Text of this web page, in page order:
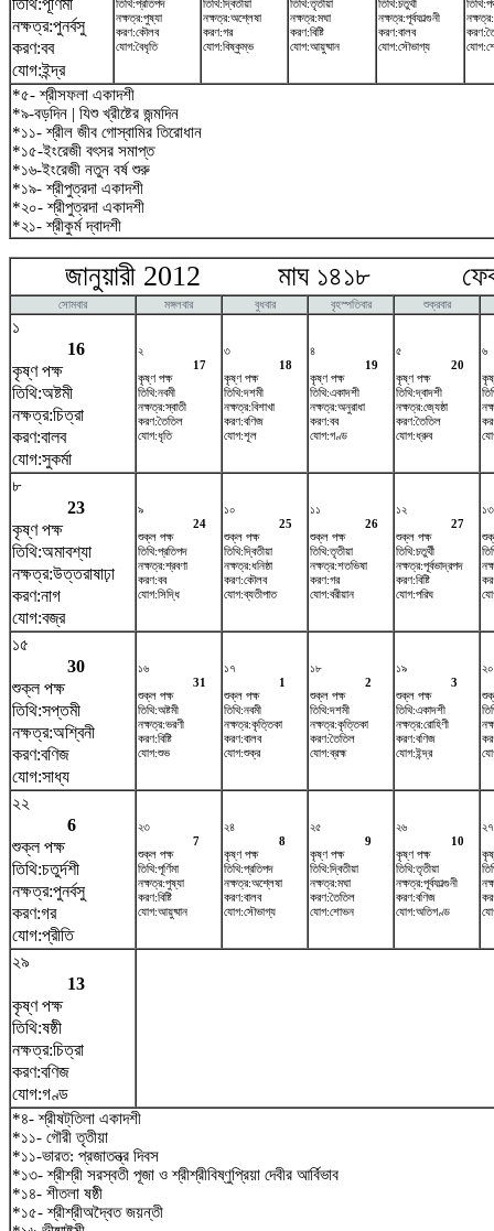
নক্ষত্র:পুনর্বসু
করণ:বব
যোগ:ইন্দ্র
তিথি:প্রতিপদ
নক্ষত্র:পুষ্যা
করণ:কৌলব
যোগ:বৈধৃতি
তিথি:দ্বিতীয়া
নক্ষত্র:অশ্লেষা
করণ:গর
যোগ:বিষ্কুম্ভ
তিথি:তৃতীয়া
নক্ষত্র:মঘা
করণ:বিষ্টি
যোগ:আয়ুষ্মান
তিথি:চতুর্থী
নক্ষত্র:পূর্বফাল্গুনী
করণ:বালব
যোগ:সৌভাগ্য
*৫- শ্রীসফলা একাদশী
*৯-বড়দিন | যিশু খ্রীষ্টের জন্মদিন
*১১- শ্রীল জীব গোস্বামির তিরোধান
*১৫-ইংরেজী বৎসর সমাপ্ত
*১৬-ইংরেজী নতুন বর্ষ শুরু
*১৯- শ্রীপুত্রদা একাদশী
*২০- শ্রীপুত্রদা একাদশী
*২১- শ্রীকুর্ম দ্বাদশী
জানুয়ারী 2012 মাঘ ১৪১৮
সোমবার মঙ্গলবার বুধবার বৃহস্পতিবার শুক্রবার
১
16
কৃষ্ণ পক্ষ
তিথি:অষ্টমী
নক্ষত্র:চিত্রা
করণ:বালব
যোগ:সুকর্মা
২
17
কৃষ্ণ পক্ষ
তিথি:নবমী
নক্ষত্র:স্বাতী
করণ:তৈতিল
যোগ:ধৃতি
৩
18
কৃষ্ণ পক্ষ
তিথি:দশমী
নক্ষত্র:বিশাখা
করণ:বণিজ
যোগ:শূল
৪
19
কৃষ্ণ পক্ষ
তিথি:একাদশী
নক্ষত্র:অনুরাধা
করণ:বব
যোগ:গণ্ড
৫
20
কৃষ্ণ পক্ষ
তিথি:দ্বাদশী
নক্ষত্র:জ্যেষ্ঠা
করণ:তৈতিল
যোগ:ধ্রুব
৬
৮
23
কৃষ্ণ পক্ষ
তিথি:অমাবশ্যা
নক্ষত্র:উত্তরাষাঢ়া
করণ:নাগ
যোগ:বজ্র
৯
24
শুক্ল পক্ষ
তিথি:প্রতিপদ
নক্ষত্র:শ্রবণা
করণ:বব
যোগ:সিদ্ধি
১০
25
শুক্ল পক্ষ
তিথি:দ্বিতীয়া
নক্ষত্র:ধনিষ্ঠা
করণ:কৌলব
যোগ:ব্যতীপাত
১১
26
শুক্ল পক্ষ
তিথি:তৃতীয়া
নক্ষত্র:শতভিষ‌া
করণ:গর
যোগ:বরীয়ান
১২
27
শুক্ল পক্ষ
তিথি:চতুর্থী
নক্ষত্র:পূর্বভাদ্রপদ
করণ:বিষ্টি
যোগ:পরিঘ
১৩
১৫
30
শুক্ল পক্ষ
তিথি:সপ্তমী
নক্ষত্র:অশ্বিনী
করণ:বণিজ
যোগ:সাধ্য
১৬
31
শুক্ল পক্ষ
তিথি:অষ্টমী
নক্ষত্র:ভরণী
করণ:বিষ্টি
যোগ:শুভ
১৭
1
শুক্ল পক্ষ
তিথি:নবমী
নক্ষত্র:কৃত্তিকা
করণ:বালব
যোগ:শুক্র
১৮
2
শুক্ল পক্ষ
তিথি:দশমী
নক্ষত্র:কৃত্তিকা
করণ:তৈতিল
যোগ:ব্রহ্ম
১৯
3
শুক্ল পক্ষ
তিথি:একাদশী
নক্ষত্র:রোহিণী
করণ:বণিজ
যোগ:ইন্দ্র
২০
২২
6
শুক্ল পক্ষ
তিথি:চতুর্দশী
নক্ষত্র:পুনর্বসু
করণ:গর
যোগ:প্রীতি
২৩
7
শুক্ল পক্ষ
তিথি:পূর্ণিমা
নক্ষত্র:পুষ্যা
করণ:বিষ্টি
যোগ:আয়ুষ্মান
২৪
8
কৃষ্ণ পক্ষ
তিথি:প্রতিপদ
নক্ষত্র:অশ্লেষা
করণ:বালব
যোগ:সৌভাগ্য
২৫
9
কৃষ্ণ পক্ষ
তিথি:দ্বিতীয়া
নক্ষত্র:মঘা
করণ:তৈতিল
যোগ:শোভন
২৬
10
কৃষ্ণ পক্ষ
তিথি:তৃতীয়া
নক্ষত্র:পূর্বফাল্গুনী
করণ:বণিজ
যোগ:অতিগণ্ড
২৭
২৯
13
কৃষ্ণ পক্ষ
তিথি:ষষ্ঠী
নক্ষত্র:চিত্রা
করণ:বণিজ
যোগ:গণ্ড
*৪- শ্রীষট্‌তিলা একাদশী
*১১- গৌরী তৃতীয়া
*১১-ভারত: প্রজাতন্ত্র দিবস
*১৩- শ্রীশ্রী সরস্বতী পূজা ও শ্রীশ্রীবিষ্ণুপ্রিয়া দেবীর আর্বিভাব
*১৪- শীতলা ষষ্ঠী
*১৫- শ্রীশ্রীঅদ্বৈত জয়ন্তী